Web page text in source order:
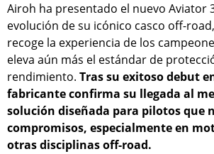
Airoh ha presentado el nuevo Aviator
evolución de su icónico casco off-
recoge la experiencia de los
eleva aún más el estándar de
rendimiento. Tras su exitoso debut
fabricante confirma su llegada al
solución diseñada para pilotos que
compromisos, especialmente en
otras disciplinas off-road.